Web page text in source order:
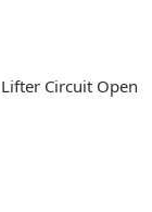
Circuit Open